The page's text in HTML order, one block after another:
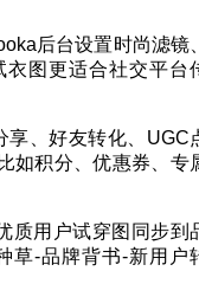
后台设置时尚滤镜
图更适合社交平台
享、好友转化、UGC
如积分、优惠券、专
质用户试穿图同步到
草-品牌背书-新用户